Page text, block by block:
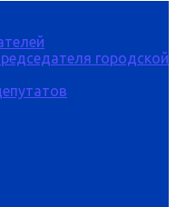
городской